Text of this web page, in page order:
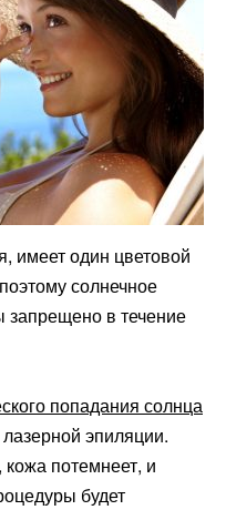
имеет один цветовой
солнечное
запрещено в течение
попадания солнца
эпиляции.
кожа потемнеет, и
будет